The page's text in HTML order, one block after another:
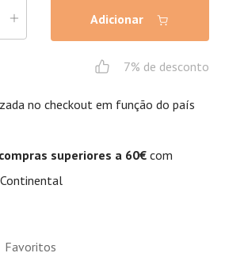
Adicionar
7% de desconto
no checkout em função do país
superiores a 60€ com
Favoritos